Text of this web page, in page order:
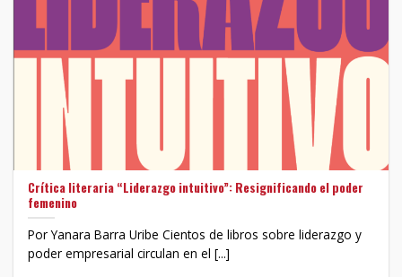
Crítica literaria “Liderazgo intuitivo”: Resignificando el poder
femenino
Por Yanara Barra Uribe Cientos de libros sobre liderazgo y
poder empresarial circulan en el [...]